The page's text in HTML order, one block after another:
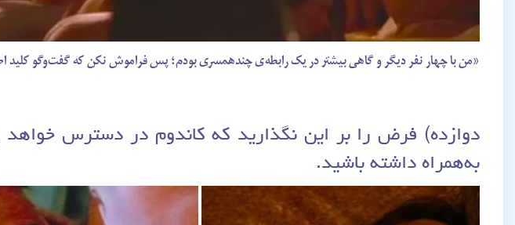
«من با چهار نفر دیگر و گاهی بیشتر در یک رابطه‌ی چندهمسری بودم؛ پس فراموش نکن که گفت‌وگو
دوازده) فرض را بر این نگذارید که کاندوم در دسترس خواهد
به‌همراه داشته باشید.